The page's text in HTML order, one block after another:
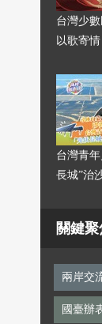
台灣少
以歌寄情
台灣青
長城”治
關鍵聚
兩岸交
國臺辦